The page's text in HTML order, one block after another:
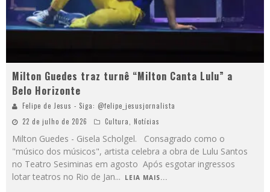
Milton Guedes traz turnê “Milton Canta Lulu” a
Belo Horizonte
Felipe de Jesus - Siga: @felipe_jesusjornalista
22 de julho de 2026
Cultura, Notícias
Milton Guedes - Gisela Scholgel. Consagrado como o
"músico dos músicos", artista celebra a obra de Lulu Santos
no Teatro Sesiminas em agosto Após esgotar ingressos
lotar teatros no Rio de Jan... LEIA MAIS...